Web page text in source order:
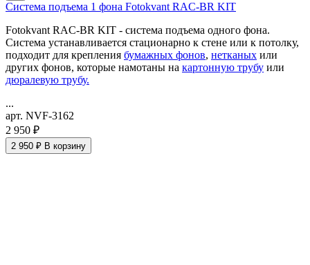
Система подъема 1 фона Fotokvant RAC-BR KIT
Fotokvant RAC-BR KIT - система подъема одного фона.
Система устанавливается стационарно к стене или к потолку,
подходит для крепления бумажных фонов, нетканых или
других фонов, которые намотаны на картонную трубу или
дюралевую трубу.
...
арт. NVF-3162
2 950 ₽
2 950 ₽ В корзину